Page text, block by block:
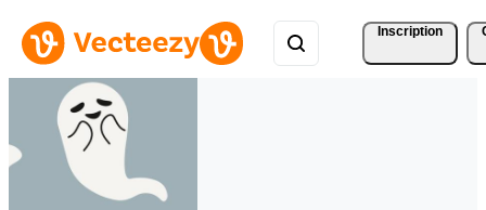
Inscription